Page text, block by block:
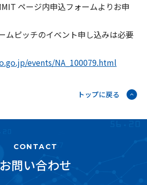
ページ内申込フォームよりお申
ムピッチのイベント申し込みは必要
events/NA_100079.html
トップに戻る
CONTACT
お問い合わせ